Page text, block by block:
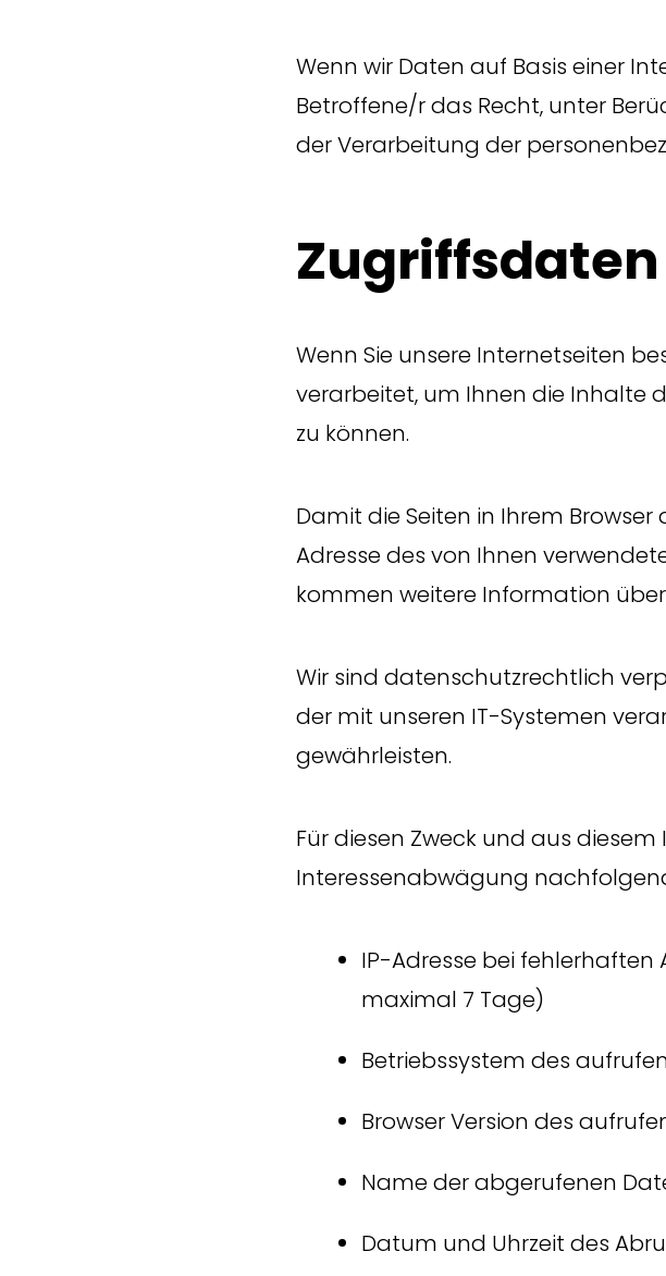
Wenn wir Daten auf Basis einer
Betroffene/r das Recht, unter
der Verarbeitung der
Zugriffsdaten
Wenn Sie unsere Internetseiten
verarbeitet, um Ihnen die Inhalte
zu können.
Damit die Seiten in Ihrem
Adresse des von Ihnen
kommen weitere Information
Wir sind datenschutzrechtlich
der mit unseren IT-Systemen
gewährleisten.
Für diesen Zweck und aus
Interessenabwägung
IP-Adresse bei fehlerhaften
maximal 7 Tage)
Betriebssystem des
Browser Version des
Name der abgerufenen
Datum und Uhrzeit des